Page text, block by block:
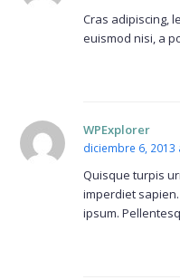
Cras adipiscing,
euismod nisi, a
WPExplorer
diciembre 6, 2013
Quisque turpis
imperdiet
ipsum.